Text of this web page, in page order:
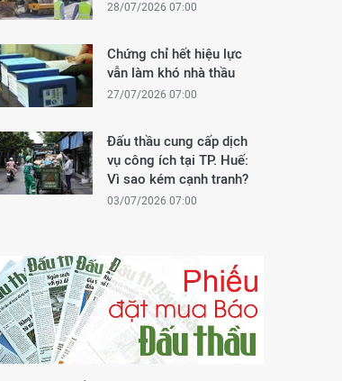
28/07/2026 07:00
Chứng chỉ hết hiệu lực
vẫn làm khó nhà thầu
27/07/2026 07:00
Đấu thầu cung cấp dịch
vụ công ích tại TP. Huế:
Vì sao kém cạnh tranh?
03/07/2026 07:00